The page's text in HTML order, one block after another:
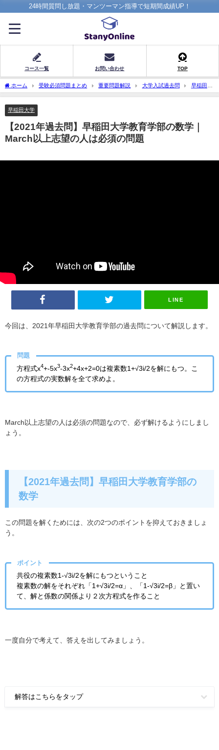
24時間質問し放題・マンツーマン指導で短期間成績UP！
コース一覧 お問い合わせ TOP
ホーム 受験必須問題まとめ 重要問題解説 大学入試過去問
早稲田大
学
【2021年過去問】早稲田大学教育学部の数学｜March以上志望の人は必須の問
早稲田大学
【2021年過去問】早稲田大学教育学部の数学｜
March以上志望の人は必須の問題
LINE
今回は、2021年早稲田大学教育学部の過去問について解説します。
問題
方程式x4+-5x3-3x2+4x+2=0は複素数1+√3i/2を解にもつ。こ
の方程式の実数解を全て求めよ。
March以上志望の人は必須の問題なので、必ず解けるようにしまし
ょう。
【2021年過去問】早稲田大学教育学部の
数学
この問題を解くためには、次の2つのポイントを抑えておきましょ
う。
ポイント
共役の複素数1-√3i/2を解にもつということ
複素数の解をそれぞれ「1+√3i/2=α」、「1-√3i/2=β」と置い
て、解と係数の関係より２次方程式を作ること
一度自分で考えて、答えを出してみましょう。
解答はこちらをタップ